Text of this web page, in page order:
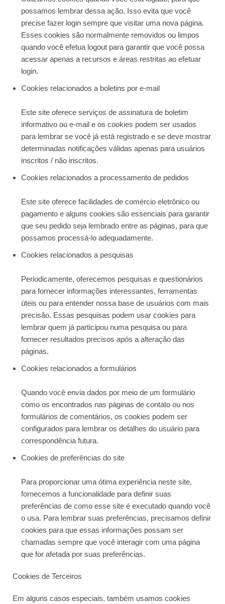
possamos lembrar dessa ação. Isso evita que você
precise fazer login sempre que visitar uma nova página.
Esses cookies são normalmente removidos ou limpos
quando você efetua logout para garantir que você possa
acessar apenas a recursos e áreas restritas ao efetuar
login.
Cookies relacionados a boletins por e-mail
Este site oferece serviços de assinatura de boletim
informativo ou e-mail e os cookies podem ser usados ​​
para lembrar se você já está registrado e se deve mostrar
determinadas notificações válidas apenas para usuários
inscritos / não inscritos.
Cookies relacionados a processamento de pedidos
Este site oferece facilidades de comércio eletrônico ou
pagamento e alguns cookies são essenciais para garantir
que seu pedido seja lembrado entre as páginas, para que
possamos processá-lo adequadamente.
Cookies relacionados a pesquisas
Periodicamente, oferecemos pesquisas e questionários
para fornecer informações interessantes, ferramentas
úteis ou para entender nossa base de usuários com mais
precisão. Essas pesquisas podem usar cookies para
lembrar quem já participou numa pesquisa ou para
fornecer resultados precisos após a alteração das
páginas.
Cookies relacionados a formulários
Quando você envia dados por meio de um formulário
como os encontrados nas páginas de contato ou nos
formulários de comentários, os cookies podem ser
configurados para lembrar os detalhes do usuário para
correspondência futura.
Cookies de preferências do site
Para proporcionar uma ótima experiência neste site,
fornecemos a funcionalidade para definir suas
preferências de como esse site é executado quando você
o usa. Para lembrar suas preferências, precisamos definir
cookies para que essas informações possam ser
chamadas sempre que você interagir com uma página
que for afetada por suas preferências.
Cookies de Terceiros
Em alguns casos especiais, também usamos cookies